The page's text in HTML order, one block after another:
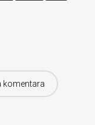
komentara